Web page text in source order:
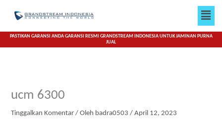
PASTIKAN GARANSI ANDA GARANSI RESMI GRANDSTREAM INDONESIA UNTUK JAMINAN PURNA
JUAL
ucm 6300
Tinggalkan Komentar / Oleh badra0503/April 12, 2023